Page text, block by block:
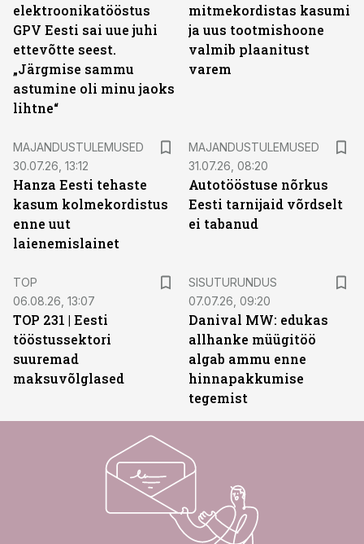
elektroonikatööstus
GPV Eesti sai uue juhi
ettevõtte seest.
„Järgmise sammu
astumine oli minu jaoks
lihtne“
mitmekordistas kasumi
ja uus tootmishoone
valmib plaanitust
varem
MAJANDUSTULEMUSED
30.07.26, 13:12
Hanza Eesti tehaste
kasum kolmekordistus
enne uut
laienemislainet
MAJANDUSTULEMUSED
31.07.26, 08:20
Autotööstuse nõrkus
Eesti tarnijaid võrdselt
ei tabanud
TOP
06.08.26, 13:07
TOP 231 | Eesti
tööstussektori
suuremad
maksuvõlglased
SISUTURUNDUS
07.07.26, 09:20
Danival MW: edukas
allhanke müügitöö
algab ammu enne
hinnapakkumise
tegemist